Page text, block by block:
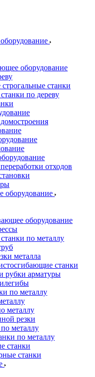
оборудование
станки
по дереву
отходов
оборудование
оборудование
по металлу
металла
станки
рубки арматуры
по металлу
металлу
резки
металлу
по металлу
станки
станки